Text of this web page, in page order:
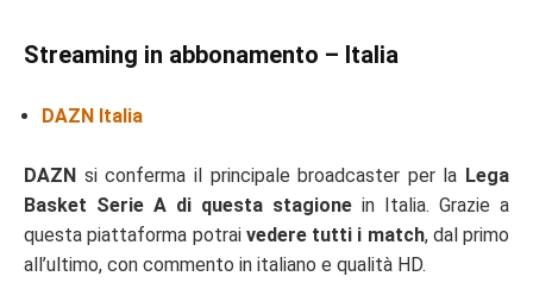
Streaming in abbonamento – Italia
DAZN Italia
DAZN si conferma il principale broadcaster per la Lega
Basket Serie A di questa stagione in Italia. Grazie a
questa piattaforma potrai vedere tutti i match, dal primo
all’ultimo, con commento in italiano e qualità HD.